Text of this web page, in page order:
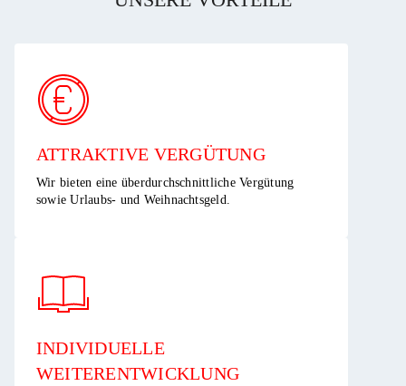
ATTRAKTIVE VERGÜTUNG ​
Wir bieten eine überdurchschnittliche Vergütung
sowie Urlaubs- und Weihnachtsgeld.​
INDIVIDUELLE
WEITERENTWICKLUNG ​